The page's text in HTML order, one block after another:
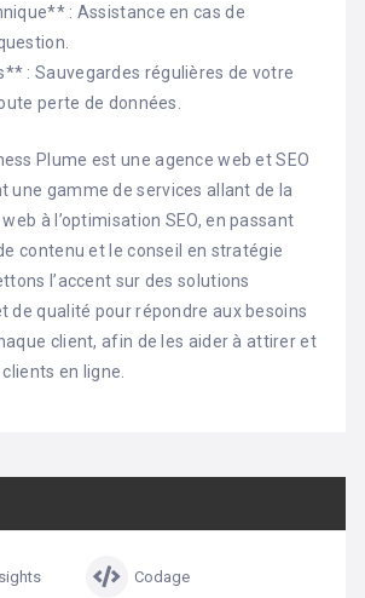
: Assistance en cas de
: Sauvegardes régulières de votre
perte de données.
Plume est une agence web et SEO
une gamme de services allant de la
à l’optimisation SEO, en passant
contenu et le conseil en stratégie
l’accent sur des solutions
de qualité pour répondre aux besoins
client, afin de les aider à attirer et
en ligne.
Codage